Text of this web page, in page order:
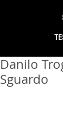
Danilo
Sguardo